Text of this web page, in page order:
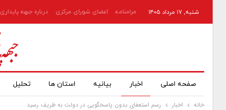
شنبه, ۱۷ مرداد ۱۴۰۵ مرامنامه اعضای شورای مرکزی درباره جبهه پایداری
صفحه اصلی اخبار بیانیه استان ها تحلیل
خانه اخبار رسم استعفای بدون پاسخگویی در دولت به ظریف رسید